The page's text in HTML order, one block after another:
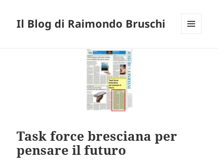
Il Blog di Raimondo Bruschi
Task force bresciana per
pensare il futuro